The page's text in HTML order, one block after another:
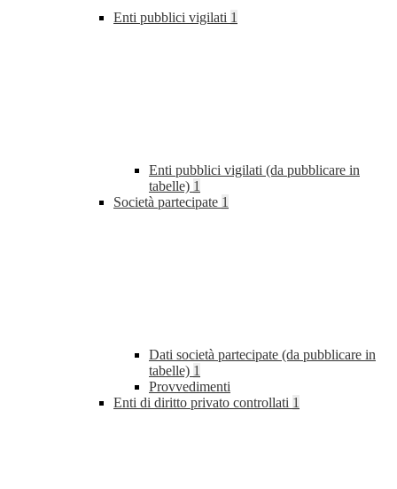
Enti pubblici vigilati 1
Enti pubblici vigilati (da pubblicare in
tabelle) 1
Società partecipate 1
Dati società partecipate (da pubblicare in
tabelle) 1
Provvedimenti
Enti di diritto privato controllati 1